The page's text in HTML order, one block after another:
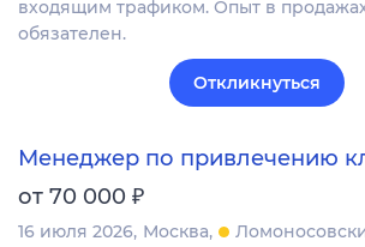
входящим трафиком. Опыт в
обязателен.
Откликнуться
Менеджер по привлечению
от 70 000 ₽
16 июля 2026 Москва